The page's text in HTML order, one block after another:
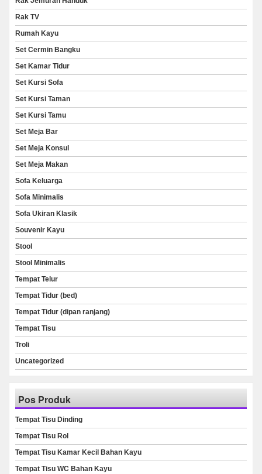
Rak TV
Rumah Kayu
Set Cermin Bangku
Set Kamar Tidur
Set Kursi Sofa
Set Kursi Taman
Set Kursi Tamu
Set Meja Bar
Set Meja Konsul
Set Meja Makan
Sofa Keluarga
Sofa Minimalis
Sofa Ukiran Klasik
Souvenir Kayu
Stool
Stool Minimalis
Tempat Telur
Tempat Tidur (bed)
Tempat Tidur (dipan ranjang)
Tempat Tisu
Troli
Uncategorized
Pos Produk
Tempat Tisu Dinding
Tempat Tisu Rol
Tempat Tisu Kamar Kecil Bahan Kayu
Tempat Tisu WC Bahan Kayu